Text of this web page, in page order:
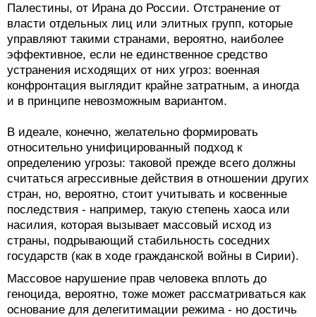
Палестины, от Ирана до России. Отстранение от
власти отдельных лиц или элитных групп, которые
управляют такими странами, вероятно, наиболее
эффективное, если не единственное средство
устранения исходящих от них угроз: военная
конфронтация выглядит крайне затратным, а иногда
и в принципе невозможным вариантом.
В идеале, конечно, желательно формировать
относительно унифицированный подход к
определению угрозы: таковой прежде всего должны
считаться агрессивные действия в отношении других
стран, но, вероятно, стоит учитывать и косвенные
последствия - например, такую степень хаоса или
насилия, которая вызывает массовый исход из
страны, подрывающий стабильность соседних
государств (как в ходе гражданской войны в Сирии).
Массовое нарушение прав человека вплоть до
геноцида, вероятно, тоже может рассматриваться как
основание для делегитимации режима - но достичь